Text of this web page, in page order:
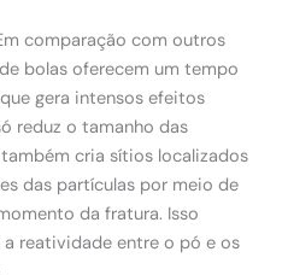
comparação com outros
bolas oferecem um tempo
gera intensos efeitos
reduz o tamanho das
cria sítios localizados
das partículas por meio de
da fratura. Isso
reatividade entre o pó e os